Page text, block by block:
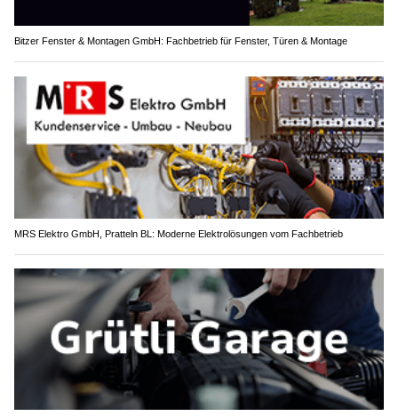
Bitzer Fenster & Montagen GmbH: Fachbetrieb für Fenster, Türen & Montage
MRS Elektro GmbH, Pratteln BL: Moderne Elektrolösungen vom Fachbetrieb